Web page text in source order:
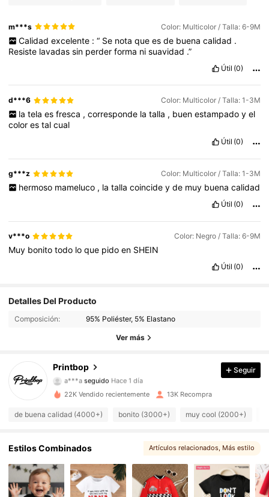
m***s Color: Multicolor / Talla: 6-9M
Calidad excelente : “ Se nota que es de buena calidad .
Resiste lavadassin perderforma nisuavidad .”
Útil (0)
d***6 Color: Multicolor / Talla: 1-3M
la tela es fresca , corresponde la talla , buen estampado y el
colorestalcual
Útil (0)
g***z Color: Multicolor / Talla: 1-3M
hermoso mameluco , la talla coincide y de muy buena calidad
Útil (0)
v***o Color: Negro / Talla: 6-9M
Muy bonitotodo loque pidoen SHEIN
Útil (0)
Detalles Del Producto
Composición: 95% Poliéster, 5% Elastano
Ver más
Printbop
4,93
2.2K Seguidores
4,93 2.2K Seguidores
4,93 2.2K Seguidores
4,93 2.2K Seguidores
Seguir
22K Vendido recientemente 13K Recompra
de buena calidad (4000+) bonito (3000+) muy cool (2000+)
Estilos Combinados Artículos relacionados, Más estilo